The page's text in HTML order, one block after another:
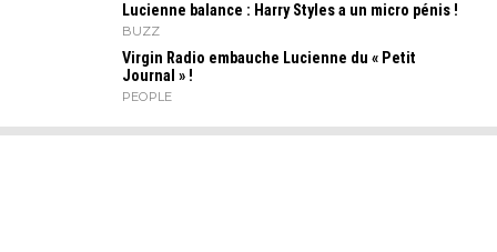
Lucienne balance : Harry Styles a un micro pénis !
BUZZ
Virgin Radio embauche Lucienne du « Petit
Journal » !
PEOPLE